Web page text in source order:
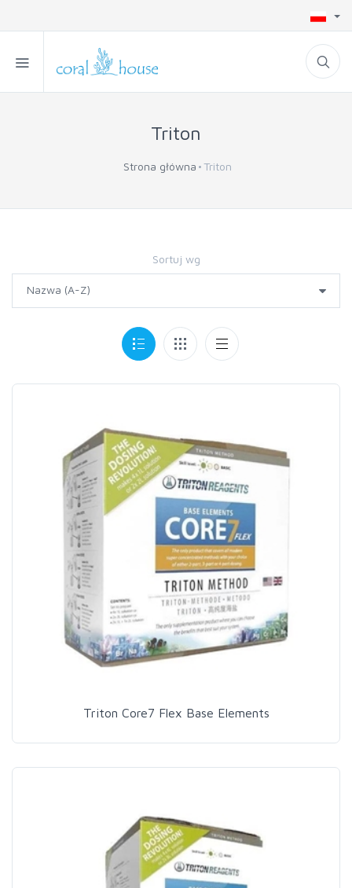
Triton
Strona główna Triton
Sortuj wg
Triton Core7 Flex Base Elements